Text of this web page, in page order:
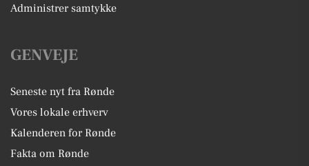
Administrer samtykke
GENVEJE
Seneste nyt fra Rønde
Vores lokale erhverv
Kalenderen for Rønde
Fakta om Rønde